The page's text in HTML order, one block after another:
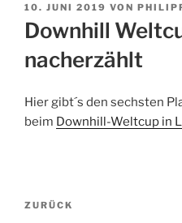
10. JUNI 2019 VON
Downhill
nacherzählt
Hier gibt´s den sechsten
beim Downhill-Weltcup in
ZURÜCK